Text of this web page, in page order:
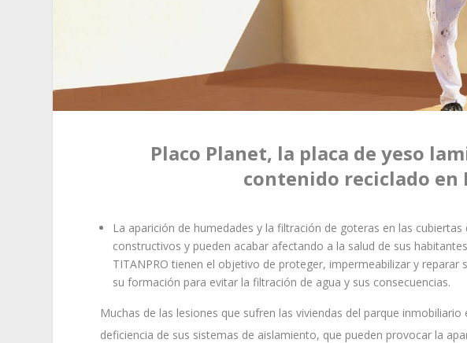
Placo Planet, la placa de yeso
contenido reciclado en
La aparición de humedades y la filtración de goteras en las
constructivos y pueden acabar afectando a la salud de sus
TITANPRO tienen el objetivo de proteger, impermeabilizar y reparar
su formación para evitar la filtración de agua y sus consecuencias.
Muchas de las lesiones que sufren las viviendas del parque
deficiencia de sus sistemas de aislamiento, que pueden provocar la